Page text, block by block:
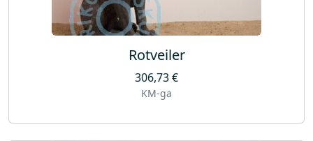
Rotveiler
306,73€
KM-ga